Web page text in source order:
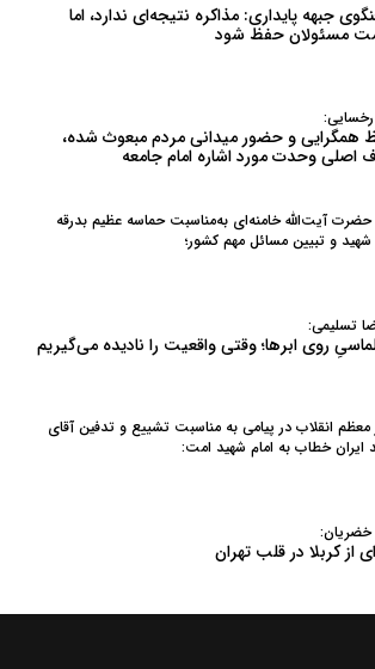
جبهه پایداری: مذاکره نتیجه‌ای ندارد، اما
مسئولان حفظ شود
همگرایی و حضور میدانی مردم مبعوث شده،
اصلی وحدت مورد اشاره امام جامعه
حضرت آیت‌الله خامنه‌ای به‌مناسبت حماسه عظیم بدرقه
شهید و تبیین مسائل مهم کشور؛
تسلیمی:
روی ابرها؛ وقتی واقعیت را نادیده می‌گیریم
معظم انقلاب در پیامی به‌ مناسبت تشییع و تدفین آقای
ایران خطاب به امام شهید امت:
از کربلا در قلب تهران